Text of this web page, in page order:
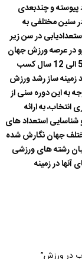
و چندبعدی
سنین مختلفی به
در سن زیر
در عرصه ورزش جهان
موفقیت های چشمگیری در استعدادیابی کودکان سنین 5 الی 12 سال کسب
زمینه ساز رشد ورزش
به این دوره سنی از
به ارائه
استعداد های
جهان نگارش شده
رشته های ورزشی
در زمینه
در ورزش”